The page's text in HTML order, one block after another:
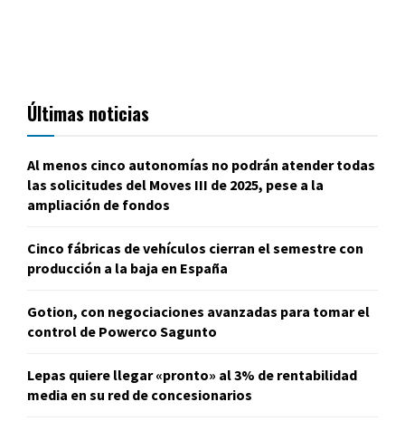
Últimas noticias
Al menos cinco autonomías no podrán atender todas
las solicitudes del Moves III de 2025, pese a la
ampliación de fondos
Cinco fábricas de vehículos cierran el semestre con
producción a la baja en España
Gotion, con negociaciones avanzadas para tomar el
control de Powerco Sagunto
Lepas quiere llegar «pronto» al 3% de rentabilidad
media en su red de concesionarios